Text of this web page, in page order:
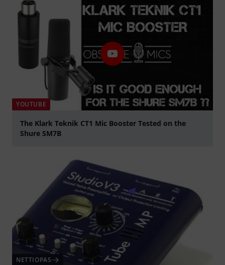
YOUTUBE
The Klark Teknik CT1 Mic Booster Tested on the
Shure SM7B
NETTIOPAS